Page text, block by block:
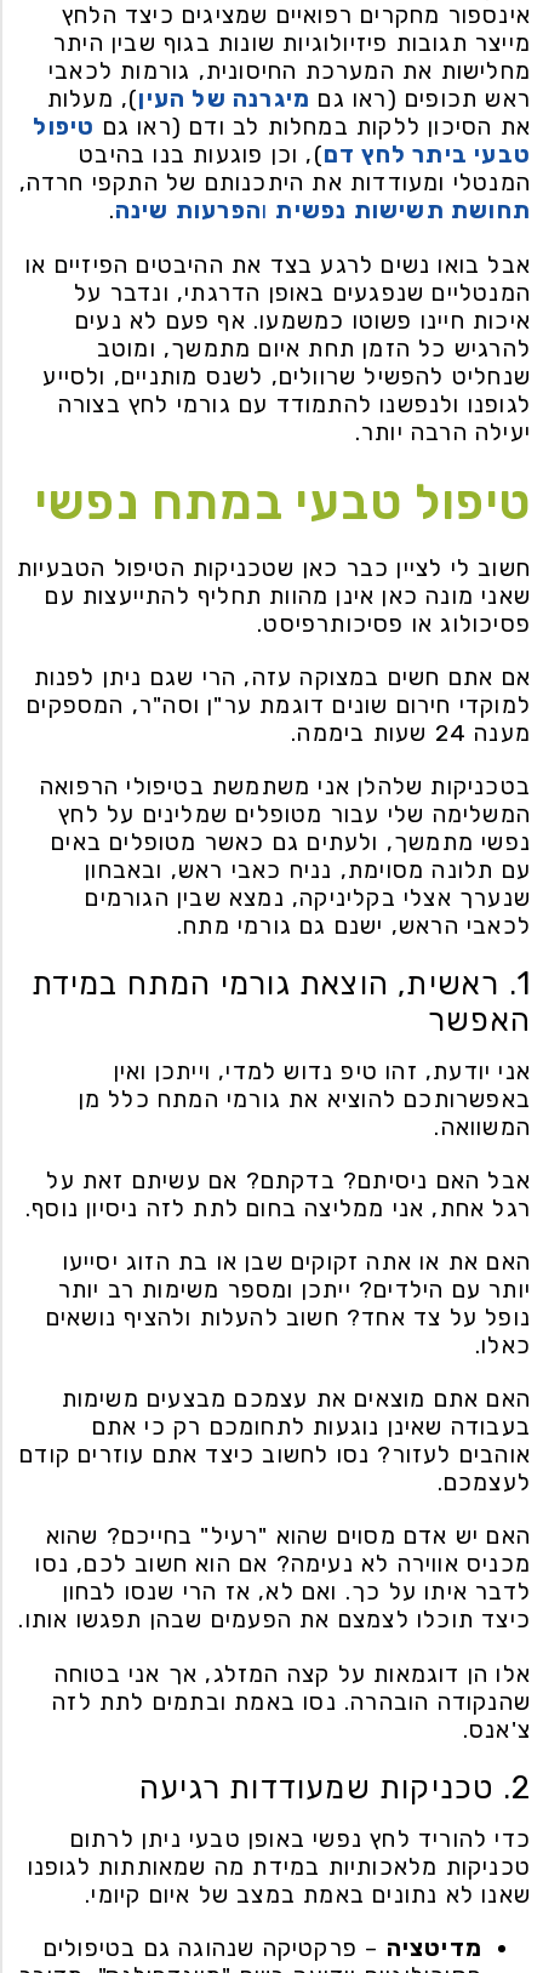
אינספור מחקרים רפואיים שמציגים כיצד הלחץ
מייצר תגובות פיזיולוגיות שונות בגוף שבין היתר
מחלישות את המערכת החיסונית, גורמות לכאבי
ראש תכופים (ראו גם מיגרנה של העין), מעלות
את הסיכון ללקות במחלות לב ודם (ראו גם טיפול
טבעי ביתר לחץ דם), וכן פוגעות בנו בהיבט
המנטלי ומעודדות את היתכנותם של התקפי חרדה,
תחושת תשישות נפשית והפרעות שינה.
אבל בואו נשים לרגע בצד את ההיבטים הפיזיים או
המנטליים שנפגעים באופן הדרגתי, ונדבר על
איכות חיינו פשוטו כמשמעו. אף פעם לא נעים
להרגיש כל הזמן תחת איום מתמשך, ומוטב
שנחליט להפשיל שרוולים, לשנס מותניים, ולסייע
לגופנו ולנפשנו להתמודד עם גורמי לחץ בצורה
יעילה הרבה יותר.
טיפול טבעי במתח נפשי
חשוב לי לציין כבר כאן שטכניקות הטיפול הטבעיות
שאני מונה כאן אינן מהוות תחליף להתייעצות עם
פסיכולוג או פסיכותרפיסט.
אם אתם חשים במצוקה עזה, הרי שגם ניתן לפנות
למוקדי חירום שונים דוגמת ער"ן וסה"ר, המספקים
מענה 24 שעות ביממה.
בטכניקות שלהלן אני משתמשת בטיפולי הרפואה
המשלימה שלי עבור מטופלים שמלינים על לחץ
נפשי מתמשך, ולעתים גם כאשר מטופלים באים
עם תלונה מסוימת, נניח כאבי ראש, ובאבחון
שנערך אצלי בקליניקה, נמצא שבין הגורמים
לכאבי הראש, ישנם גם גורמי מתח.
1. ראשית, הוצאת גורמי המתח במידת
האפשר
אני יודעת, זהו טיפ נדוש למדי, וייתכן ואין
באפשרותכם להוציא את גורמי המתח כלל מן
המשוואה.
אבל האם ניסיתם? בדקתם? אם עשיתם זאת על
רגל אחת, אני ממליצה בחום לתת לזה ניסיון נוסף.
האם את או אתה זקוקים שבן או בת הזוג יסייעו
יותר עם הילדים? ייתכן ומספר משימות רב יותר
נופל על צד אחד? חשוב להעלות ולהציף נושאים
כאלו.
האם אתם מוצאים את עצמכם מבצעים משימות
בעבודה שאינן נוגעות לתחומכם רק כי אתם
אוהבים לעזור? נסו לחשוב כיצד אתם עוזרים קודם
לעצמכם.
האם יש אדם מסוים שהוא "רעיל" בחייכם? שהוא
מכניס אווירה לא נעימה? אם הוא חשוב לכם, נסו
לדבר איתו על כך. ואם לא, אז הרי שנסו לבחון
כיצד תוכלו לצמצם את הפעמים שבהן תפגשו אותו.
אלו הן דוגמאות על קצה המזלג, אך אני בטוחה
שהנקודה הובהרה. נסו באמת ובתמים לתת לזה
צ'אנס.
2. טכניקות שמעודדות רגיעה
כדי להוריד לחץ נפשי באופן טבעי ניתן לרתום
טכניקות מלאכותיות במידת מה שמאותתות לגופנו
שאנו לא נתונים באמת במצב של איום קיומי.
מדיטציה – פרקטיקה שנהוגה גם בטיפולים